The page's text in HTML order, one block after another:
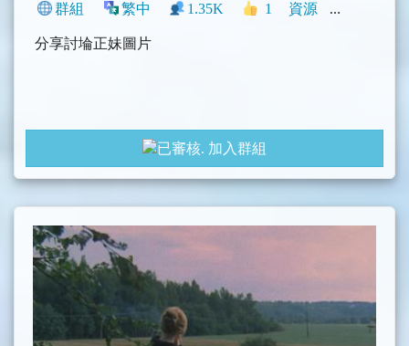
群組 繁中 1.35K 1 資源 中文圈
分享討埨正妹圖片
加入群組